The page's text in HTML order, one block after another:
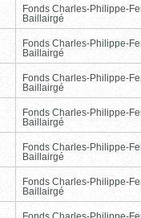
Fonds Charles-Philippe-
Baillairgé
Fonds Charles-Philippe-
Baillairgé
Fonds Charles-Philippe-
Baillairgé
Fonds Charles-Philippe-
Baillairgé
Fonds Charles-Philippe-
Baillairgé
Fonds Charles-Philippe-
Baillairgé